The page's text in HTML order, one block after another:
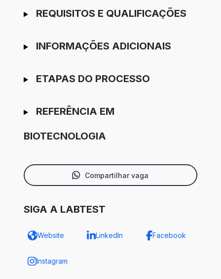
REQUISITOS E QUALIFICAÇÕES
INFORMAÇÕES ADICIONAIS
ETAPAS DO PROCESSO
REFERÊNCIA EM
BIOTECNOLOGIA
Compartilhar vaga
SIGA A LABTEST
Website LinkedIn Facebook
Instagram